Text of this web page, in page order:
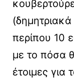
περίπου 10
με το πόσα
έτοιμες για